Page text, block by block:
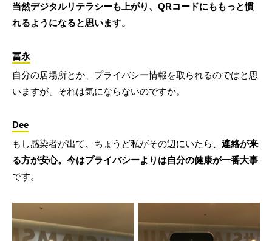
当然デジタルリテラシーも上がり、QRコードにももっと慣
れるようになると思います。
冨永
自分の居場所とか、プライバシー情報を取られるのではと思
いますが、それは気にならないのですか。
Dee
もし感染者が出て、ちょうど私がその辺にいたら、 連絡が来
る方が安心。今はプライバシーよりは自分の健康が一番大事
です。